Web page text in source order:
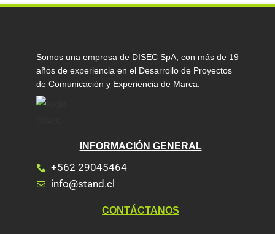
Somos una empresa de DISEC SpA, con más de 19
años de experiencia en el Desarrollo de Proyectos
de Comunicación y Experiencia de Marca.
INFORMACIÓN GENERAL
+562 29045464
info@stand.cl
CONTÁCTANOS